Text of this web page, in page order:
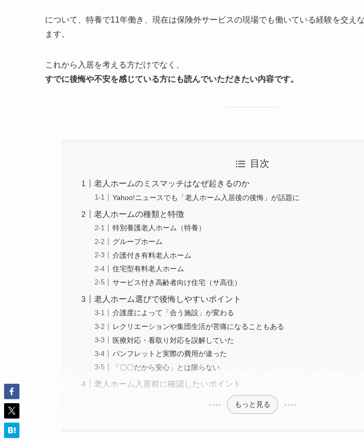
について、特養で11年働き、現在は保険外サービスの現場でも働いている経験を交え
ます。
これから入居を考える方だけでなく、
すでに後悔や不安を感じている方にも読んでいただきたい内容です。
目次
老人ホームのミスマッチはなぜ起きるのか
Yahoo!ニュースでも「老人ホーム入居後の後悔」が話題に
老人ホームの種類と特徴
特別養護老人ホーム（特養）
グループホーム
介護付き有料老人ホーム
住宅型有料老人ホーム
サービス付き高齢者向け住宅（サ高住）
老人ホーム選びで後悔しやすいポイント
介護度によって「合う施設」が変わる
レクリエーションや集団生活が苦痛になることもある
医療対応・看取り対応を誤解していた
パンフレットと実際の費用が違った
「〇〇だから安心」とは限らない
老人ホーム入居前に確認したいポイント
もっと見る